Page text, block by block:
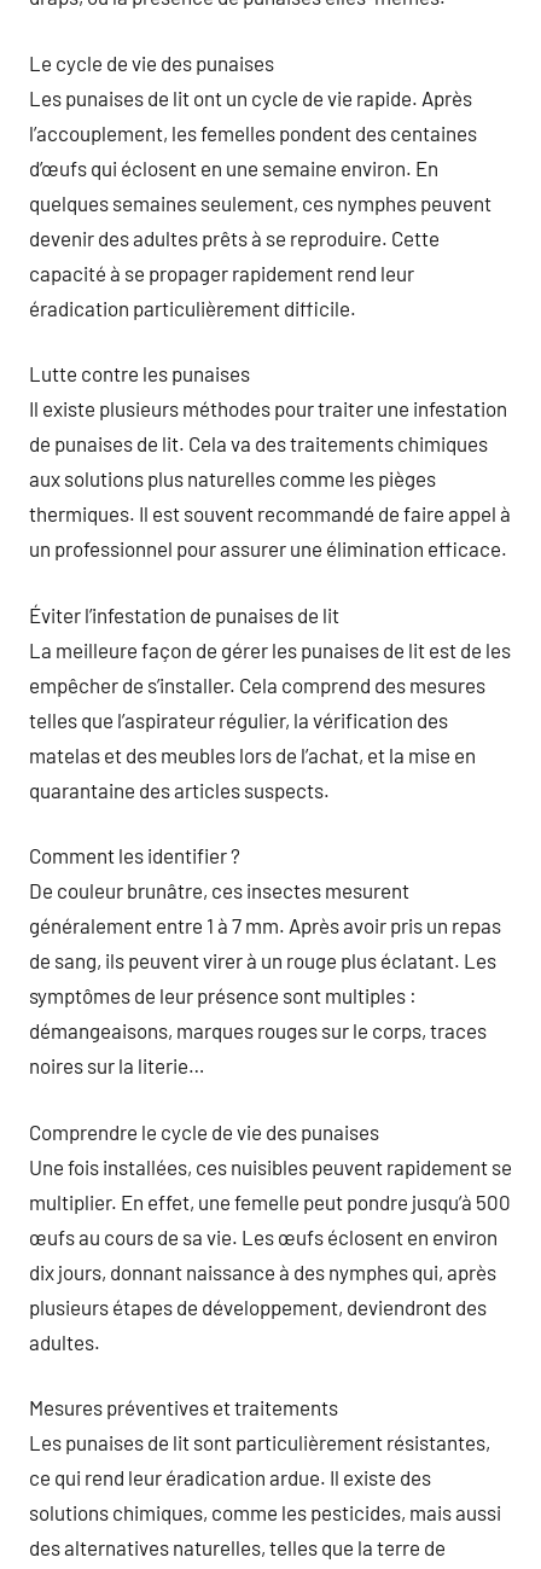
Le cycle de vie des punaises
Les punaises de lit ont un cycle de vie rapide. Après
l’accouplement, les femelles pondent des centaines
d’œufs qui éclosent en une semaine environ. En
quelques semaines seulement, ces nymphes peuvent
devenir des adultes prêts à se reproduire. Cette
capacité à se propager rapidement rend leur
éradication particulièrement difficile.
Lutte contre les punaises
Il existe plusieurs méthodes pour traiter une infestation
de punaises de lit. Cela va des traitements chimiques
aux solutions plus naturelles comme les pièges
thermiques. Il est souvent recommandé de faire appel à
un professionnel pour assurer une élimination efficace.
Éviter l’infestation de punaises de lit
La meilleure façon de gérer les punaises de lit est de les
empêcher de s’installer. Cela comprend des mesures
telles que l’aspirateur régulier, la vérification des
matelas et des meubles lors de l’achat, et la mise en
quarantaine des articles suspects.
Comment les identifier ?
De couleur brunâtre, ces insectes mesurent
généralement entre 1 à 7 mm. Après avoir pris un repas
de sang, ils peuvent virer à un rouge plus éclatant. Les
symptômes de leur présence sont multiples :
démangeaisons, marques rouges sur le corps, traces
noires sur la literie…
Comprendre le cycle de vie des punaises
Une fois installées, ces nuisibles peuvent rapidement se
multiplier. En effet, une femelle peut pondre jusqu’à 500
œufs au cours de sa vie. Les œufs éclosent en environ
dix jours, donnant naissance à des nymphes qui, après
plusieurs étapes de développement, deviendront des
adultes.
Mesures préventives et traitements
Les punaises de lit sont particulièrement résistantes,
ce qui rend leur éradication ardue. Il existe des
solutions chimiques, comme les pesticides, mais aussi
des alternatives naturelles, telles que la terre de